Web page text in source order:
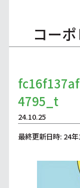
コー
4795_t
24.10.25
最終更新日時: 24